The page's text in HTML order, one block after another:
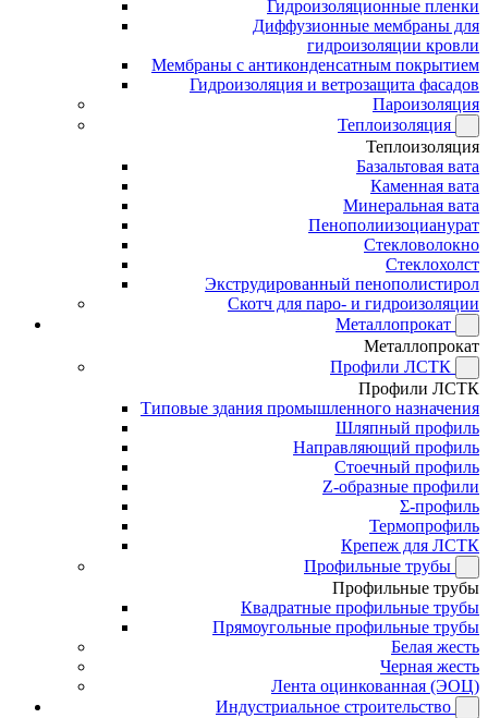
Гидроизоляционные пленки
Диффузионные мембраны для
гидроизоляции кровли
Мембраны с антиконденсатным покрытием
Гидроизоляция и ветрозащита фасадов
Пароизоляция
Теплоизоляция
Теплоизоляция
Базальтовая вата
Каменная вата
Минеральная вата
Пенополиизоцианурат
Стекловолокно
Стеклохолст
Экструдированный пенополистирол
Скотч для паро- и гидроизоляции
Металлопрокат
Металлопрокат
Профили ЛСТК
Профили ЛСТК
Типовые здания промышленного назначения
Шляпный профиль
Направляющий профиль
Стоечный профиль
Z-образные профили
Σ-профиль
Термопрофиль
Крепеж для ЛСТК
Профильные трубы
Профильные трубы
Квадратные профильные трубы
Прямоугольные профильные трубы
Белая жесть
Черная жесть
Лента оцинкованная (ЭОЦ)
Индустриальное строительство